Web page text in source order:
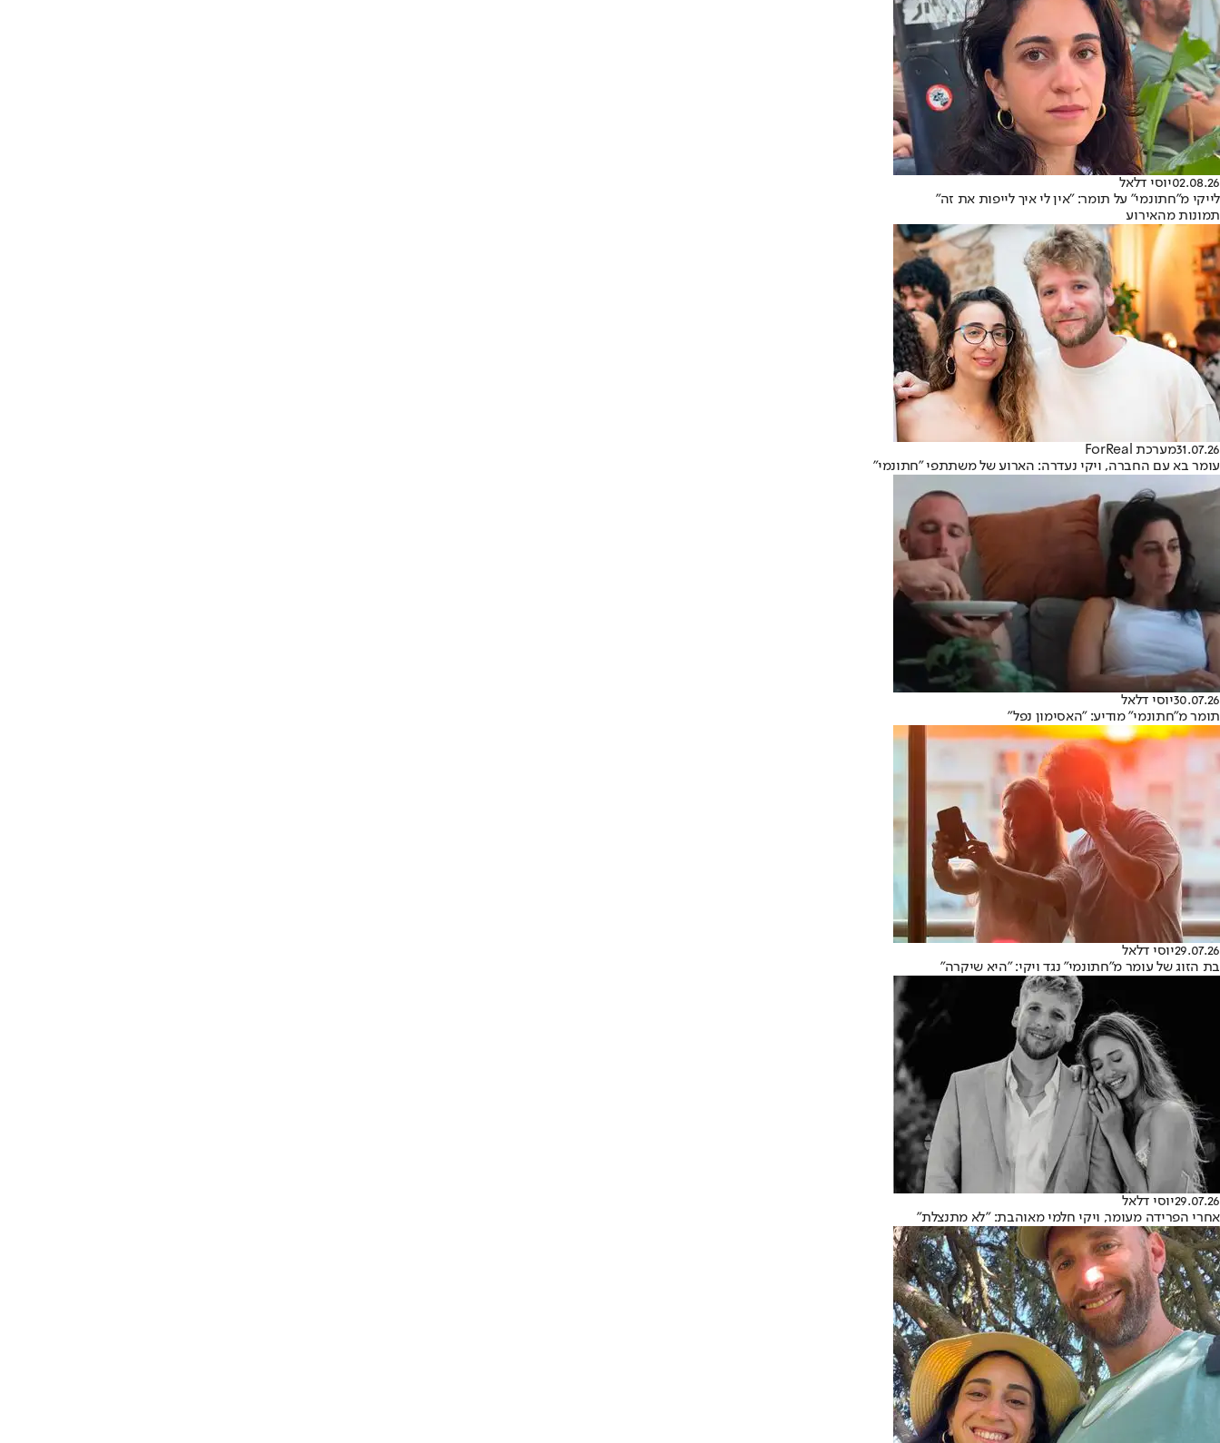
02.08.26יוסי דלאל
לייקי מ"חתונמי" על תומר: "אין לי איך לייפות את זה"
תמונות מהאירוע
31.07.26מערכת ForReal
עומר בא עם החברה, ויקי נעדרה: הארוע של משתתפי "חתונמי"
30.07.26יוסי דלאל
תומר מ"חתונמי" מודיע: "האסימון נפל"
29.07.26יוסי דלאל
בת הזוג של עומר מ"חתונמי" נגד ויקי: "היא שיקרה"
29.07.26יוסי דלאל
אחרי הפרידה מעומר, ויקי חלמי מאוהבת: "לא מתנצלת"